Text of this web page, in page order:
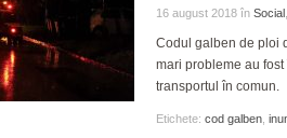
16 august 2018 în Social
Codul galben de ploi
mari probleme au
transportul în comun.
Etichete: cod galben